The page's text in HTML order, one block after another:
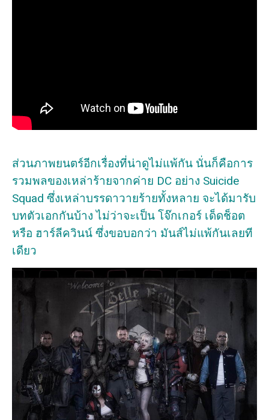
ส่วนภาพยนตร์อีกเรื่องที่น่าดูไม่แพ้กัน นั่นก็คือการ
รวมพลของเหล่าร้ายจากค่าย DC อย่าง Suicide
Squad ซึ่งเหล่าบรรดาวายร้ายทั้งหลาย จะได้มารับ
บทตัวเอกกันบ้าง ไม่ว่าจะเป็น โจ๊กเกอร์ เด็ดช็อต
หรือ ฮาร์ลีควินน์ ซึ่งขอบอกว่า มันส์ไม่แพ้กันเลยที
เดียว